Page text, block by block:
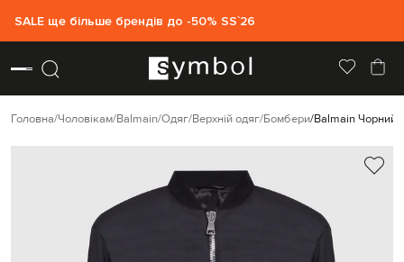
SALE ще більше брендів до -50% SS`26
Головна Чоловікам Balmain Одяг Верхній одяг Бомбери Balmain Чорний